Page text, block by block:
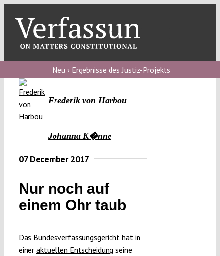
content
blog
Verfassungs
debate
podcast
Verfassungs
About
Neu › Ergebnisse des Justiz-Projekts
Frederik von Harbou
Johanna K�nne
07 December 2017
Nur noch auf
einem Ohr taub
Das Bundesverfassungsgericht hat in
einer aktuellen Entscheidung seine